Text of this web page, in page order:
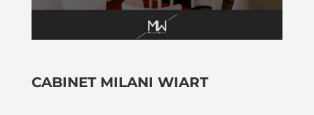
CABINET MILANI WIART